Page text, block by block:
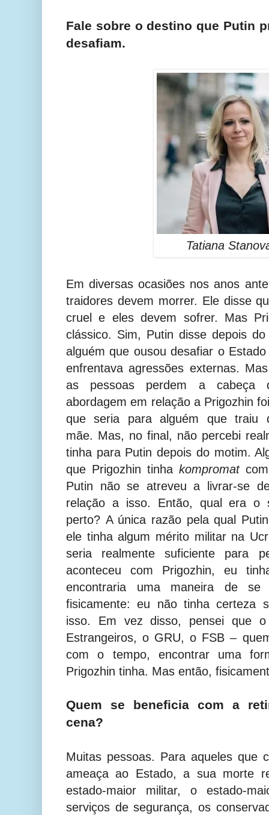
Fale sobre o destino que Putin
desafiam.
Tatiana
Em diversas ocasiões nos anos
traidores devem morrer. Ele disse
cruel e eles devem sofrer. Mas
clássico. Sim, Putin disse depois
alguém que ousou desafiar o
enfrentava agressões externas.
as pessoas perdem a cabeça
abordagem em relação a Prigozhin
que seria para alguém que traiu
mãe. Mas, no final, não percebi
tinha para Putin depois do motim.
que Prigozhin tinha kompromat
Putin não se atreveu a livrar-se
relação a isso. Então, qual era o
perto? A única razão pela qual
ele tinha algum mérito militar na
seria realmente suficiente para
aconteceu com Prigozhin, eu
encontraria uma maneira de
fisicamente: eu não tinha certeza
isso. Em vez disso, pensei que o
Estrangeiros, o GRU, o FSB –
com o tempo, encontrar uma
Prigozhin tinha. Mas então,
Quem se beneficia com a
cena?
Muitas pessoas. Para aqueles que
ameaça ao Estado, a sua morte
estado-maior militar, o estado-
serviços de segurança, os